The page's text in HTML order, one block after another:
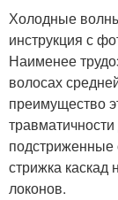
Холодные
инструкция с
Наименее
волосах
преимущество
подстриженные
стрижка каскад
локонов.